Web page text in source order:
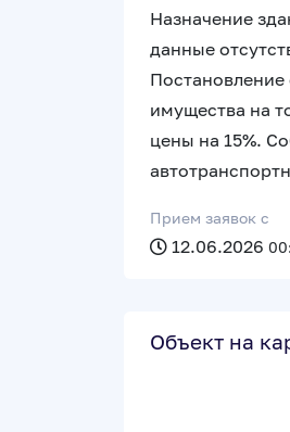
Назначение
данные
Постановление
имущества на
цены на 15%.
Прием заявок c
12.06.2026
Объект на